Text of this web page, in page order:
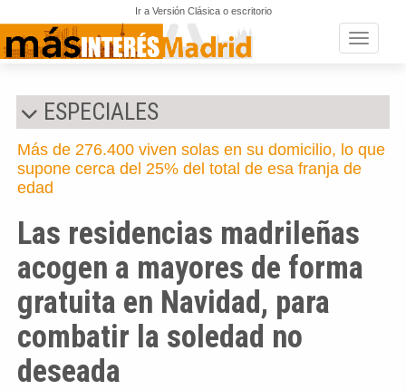
Ir a Versión Clásica o escritorio
Toggle
ESPECIALES
Más de 276.400 viven solas en su domicilio, lo que
supone cerca del 25% del total de esa franja de
edad
Las residencias madrileñas
acogen a mayores de forma
gratuita en Navidad, para
combatir la soledad no
deseada